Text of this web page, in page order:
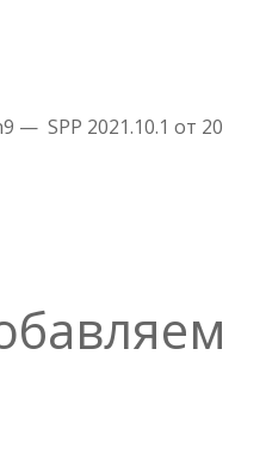
— SPP 2021.10.1 от 20